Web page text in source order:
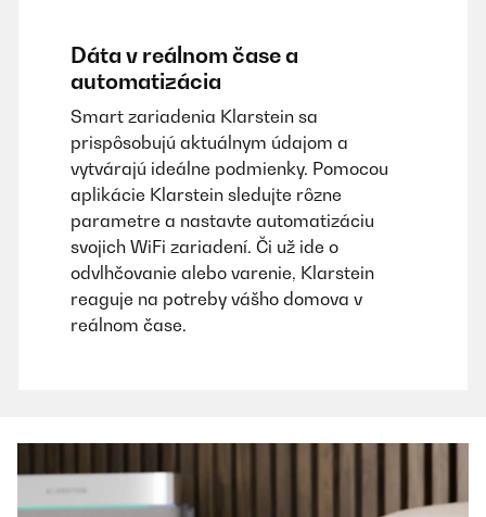
Dáta v reálnom čase a
automatizácia
Smart zariadenia Klarstein sa
prispôsobujú aktuálnym údajom a
vytvárajú ideálne podmienky. Pomocou
aplikácie Klarstein sledujte rôzne
parametre a nastavte automatizáciu
svojich WiFi zariadení. Či už ide o
odvlhčovanie alebo varenie, Klarstein
reaguje na potreby vášho domova v
reálnom čase.